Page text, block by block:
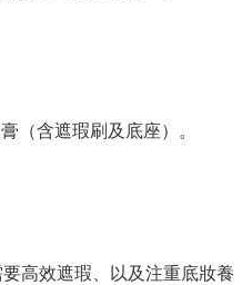
（含遮瑕刷及底座）。
高效遮瑕、以及注重底妝養